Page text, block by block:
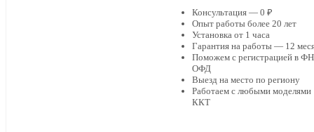
Консультация — 0 ₽
Опыт работы более 20 лет
Установка от 1 часа
Гарантия на работы — 12
Поможем с регистрацией в
ОФД
Выезд на место по региону
Работаем с любыми моделями
ККТ